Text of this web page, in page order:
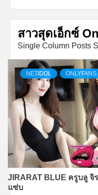
สาวสุดเอ็กซ์
Single Column Posts
NETIDOL ONLYFANS
JIRARAT BLUE ครูบลู จิ
แซ่บ